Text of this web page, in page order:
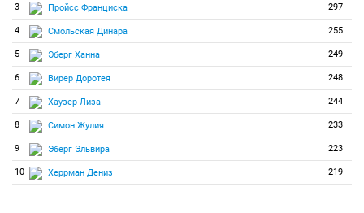
3 Пройсс Франциска 297
4 Смольская Динара 255
5 Эберг Ханна 249
6 Вирер Доротея 248
7 Хаузер Лиза 244
8 Симон Жулия 233
9 Эберг Эльвира 223
10 Херрман Дениз 219